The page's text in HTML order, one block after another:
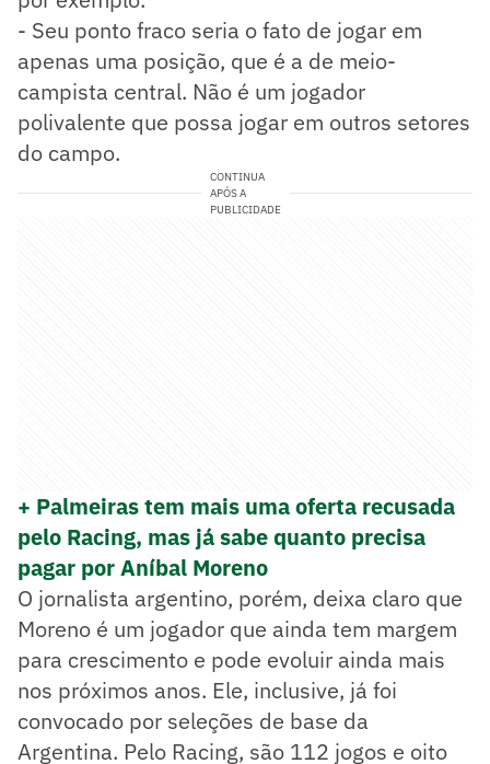
- Seu ponto fraco seria o fato de jogar em
apenas uma posição, que é a de meio-
campista central. Não é um jogador
polivalente que possa jogar em outros setores
do campo.
CONTINUA
APÓS A
PUBLICIDADE
+ Palmeiras tem mais uma oferta recusada
pelo Racing, mas já sabe quanto precisa
pagar por Aníbal Moreno
O jornalista argentino, porém, deixa claro que
Moreno é um jogador que ainda tem margem
para crescimento e pode evoluir ainda mais
nos próximos anos. Ele, inclusive, já foi
convocado por seleções de base da
Argentina. Pelo Racing, são 112 jogos e oito